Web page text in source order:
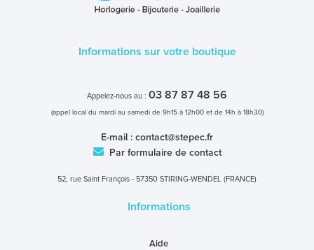
Informations sur votre boutique
Appelez-nous au : 03 87 87 48 56
(appel local du mardi au samedi de 9h15 à 12h00 et de 14h à 18h30)
E-mail : contact@stepec.fr
Par formulaire de contact
52, rue Saint François - 57350 STIRING-WENDEL (FRANCE)
Informations
Aide